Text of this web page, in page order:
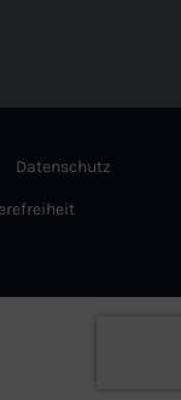
Datenschutz